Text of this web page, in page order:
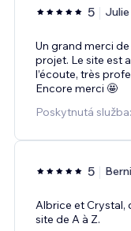
5 Julie
Un grand merci
projet. Le site est
l’écoute, très
Encore merci 🤩
Poskytnutá
5
Albrice et Crystal,
site de A à Z.